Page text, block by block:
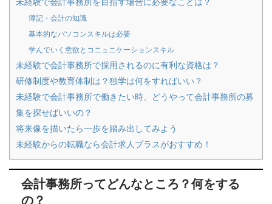
未経験で会計事務所を目指す場合に必要なことは？
簿記・会計の知識
基本的なパソコンスキルは必要
学んでいく意欲とコニュニケーションスキル
未経験で会計事務所で採用されるのに有利な資格は？
研修制度や教育体制は？独学は何をすればいい？
未経験で会計事務所で働きたい時、どうやって会計事務所の募
集を探せばいいの？
将来像を描いたら一歩を踏み出してみよう
未経験からの転職なら会計求人プラスがおすすめ！
会計事務所ってどんなところ？何をする
の？